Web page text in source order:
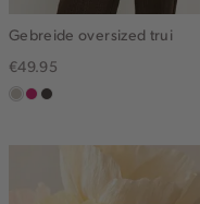
Gebreide oversized trui
€49.95
taupe,
rose,choco